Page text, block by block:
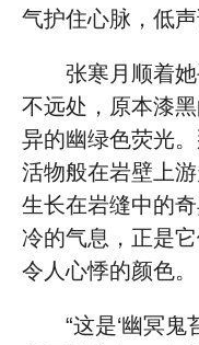
气护住心脉，低
张寒月顺着
不远处，原本漆
异的幽绿色荧光
活物般在岩壁上
生长在岩缝中的
冷的气息，正是
令人心悸的颜色。
“这是‘幽冥